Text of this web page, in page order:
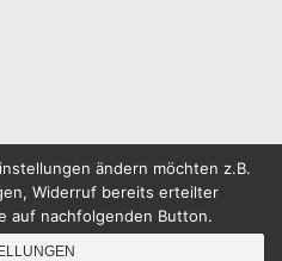
Copyright © 2026.
Top ↑
ändern möchten z.B.
Widerruf bereits erteilter
auf nachfolgenden Button.